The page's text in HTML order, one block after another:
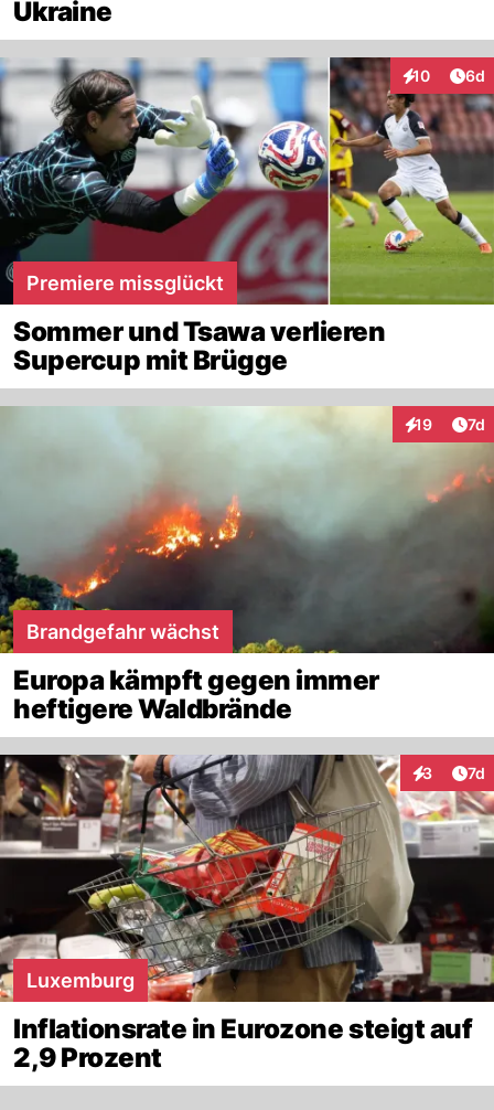
Ukraine
10
Interaktionen
6d
Premiere missglückt
Sommer und Tsawa verlieren
Supercup mit Brügge
19 7d
Brandgefahr wächst
Europa kämpft gegen immer
heftigere Waldbrände
3 7d
Luxemburg
Inflationsrate in Eurozone steigt auf
2,9 Prozent